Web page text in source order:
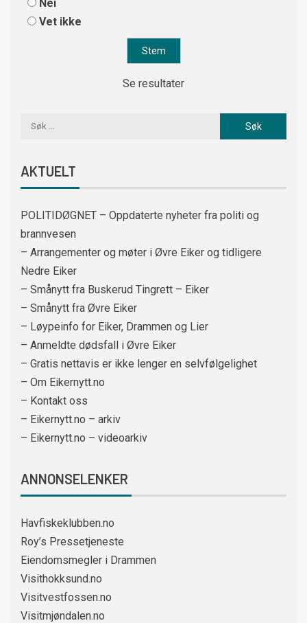
Nei
Vet ikke
Se resultater
AKTUELT
POLITIDØGNET – Oppdaterte nyheter fra politi og
brannvesen
– Arrangementer og møter i Øvre Eiker og tidligere
Nedre Eiker
– Smånytt fra Buskerud Tingrett – Eiker
– Smånytt fra Øvre Eiker
– Løypeinfo for Eiker, Drammen og Lier
– Anmeldte dødsfall i Øvre Eiker
– Gratis nettavis er ikke lenger en selvfølgelighet
– Om Eikernytt.no
– Kontakt oss
– Eikernytt.no – arkiv
– Eikernytt.no – videoarkiv
ANNONSELENKER
Havfiskeklubben.no
Roy’s Pressetjeneste
Eiendomsmegler i Drammen
Visithokksund.no
Visitvestfossen.no
Visitmjøndalen.no